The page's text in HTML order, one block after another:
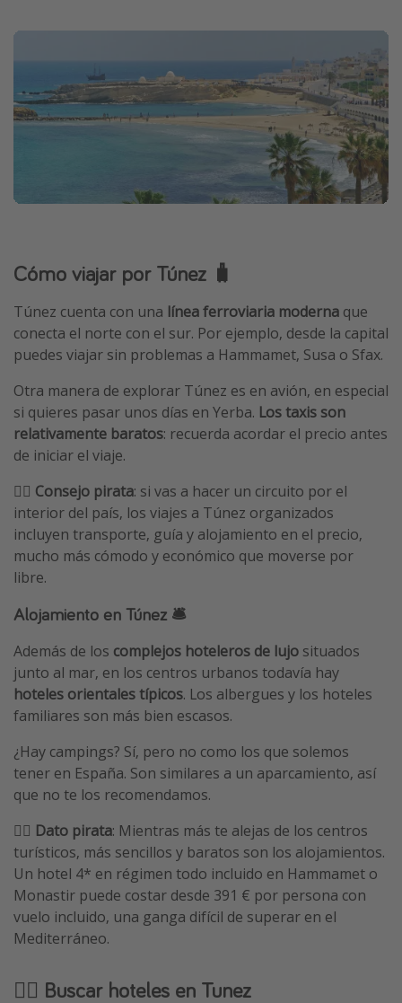
Cómo viajar por Túnez 🧳
Túnez cuenta con una línea ferroviaria moderna que
conecta el norte con el sur. Por ejemplo, desde la capital
puedes viajar sin problemas a Hammamet, Susa o Sfax.
Otra manera de explorar Túnez es en avión, en especial
si quieres pasar unos días en Yerba. Los taxis son
relativamente baratos: recuerda acordar el precio antes
de iniciar el viaje.
🏴‍☠️ Consejo pirata: si vas a hacer un circuito por el
interior del país, los viajes a Túnez organizados
incluyen transporte, guía y alojamiento en el precio,
mucho más cómodo y económico que moverse por
libre.
Alojamiento en Túnez 🛎️
Además de los complejos hoteleros de lujo situados
junto al mar, en los centros urbanos todavía hay
hoteles orientales típicos. Los albergues y los hoteles
familiares son más bien escasos.
¿Hay campings? Sí, pero no como los que solemos
tener en España. Son similares a un aparcamiento, así
que no te los recomendamos.
🏴‍☠️ Dato pirata: Mientras más te alejas de los centros
turísticos, más sencillos y baratos son los alojamientos.
Un hotel 4* en régimen todo incluido en Hammamet o
Monastir puede costar desde 391 € por persona con
vuelo incluido, una ganga difícil de superar en el
Mediterráneo.
🕵️‍♂️ Buscar hoteles en Tunez